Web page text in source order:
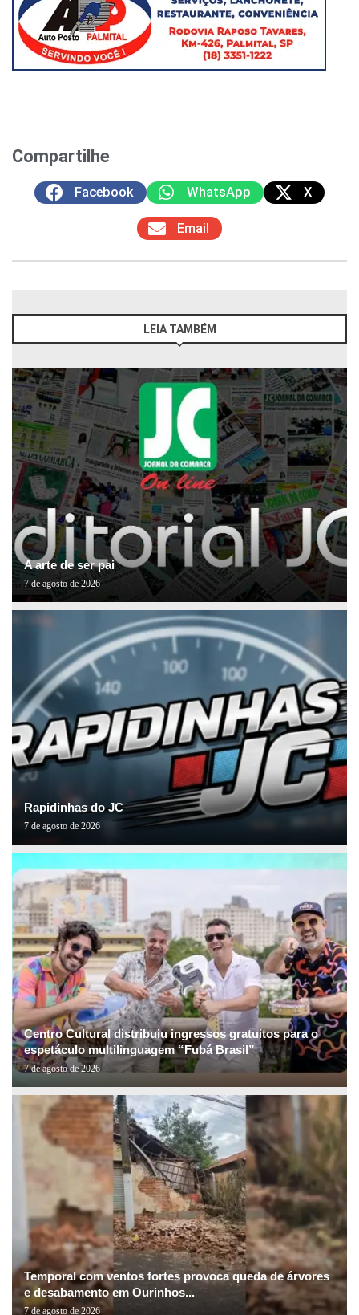
Compartilhe
Facebook WhatsApp X
Email
LEIA TAMBÉM
A arte de ser pai
7 de agosto de 2026
Rapidinhas do JC
7 de agosto de 2026
Centro Cultural distribuiu ingressos gratuitos para o
espetáculo multilinguagem “Fubá Brasil”
7 de agosto de 2026
Temporal com ventos fortes provoca queda de árvores
e desabamento em Ourinhos...
7 de agosto de 2026